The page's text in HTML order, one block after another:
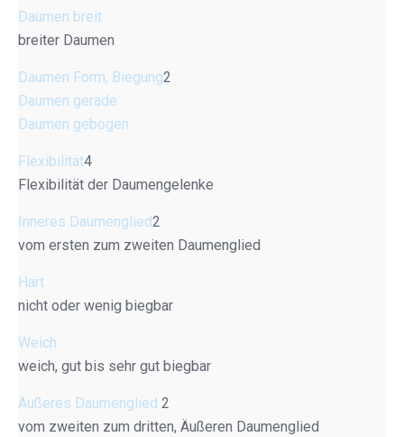
Daumen breit
breiter Daumen
Daumen Form, Biegung2
Daumen gerade
Daumen gebogen
Flexibilität4
Flexibilität der Daumengelenke
Inneres Daumenglied2
vom ersten zum zweiten Daumenglied
Hart
nicht oder wenig biegbar
Weich
weich, gut bis sehr gut biegbar
Äußeres Daumenglied 2
vom zweiten zum dritten, Äußeren Daumenglied